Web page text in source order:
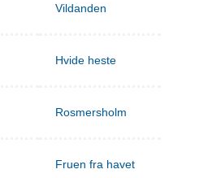
Vildanden
Hvide heste
Rosmersholm
Fruen fra havet